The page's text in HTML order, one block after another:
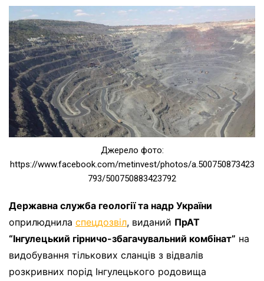
Джерело фото:
https://www.facebook.com/metinvest/photos/a.500750873423
793/500750883423792
Державна служба геології та надр України
оприлюднила спецдозвіл, виданий ПрАТ
“Інгулецький гірничо-збагачувальний комбінат” на
видобування тількових сланців з відвалів
розкривних порід Інгулецького родовища